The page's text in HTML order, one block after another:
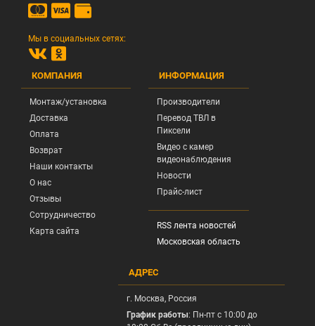
Мы в социальных сетях:
КОМПАНИЯ
Монтаж/установка
Доставка
Оплата
Возврат
Наши контакты
О нас
Отзывы
Сотрудничество
Карта сайта
ИНФОРМАЦИЯ
Производители
Перевод ТВЛ в
Пиксели
Видео с камер
видеонаблюдения
Новости
Прайс-лист
RSS лента новостей
Московская область
АДРЕС
г. Москва, Россия
График работы: Пн-пт с 10:00 до